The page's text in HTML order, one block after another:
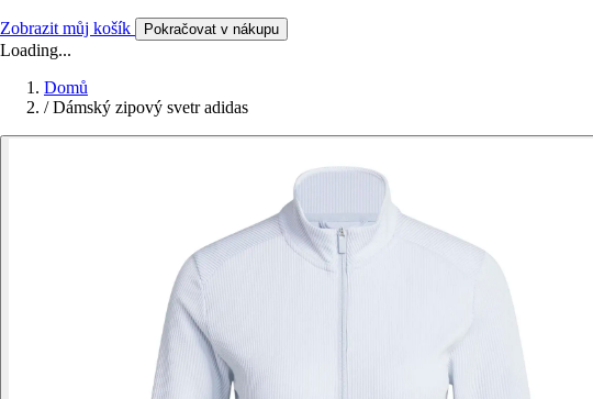
Zobrazit můj košík Pokračovat v nákupu
Loading...
Domů
/ Dámský zipový svetr adidas